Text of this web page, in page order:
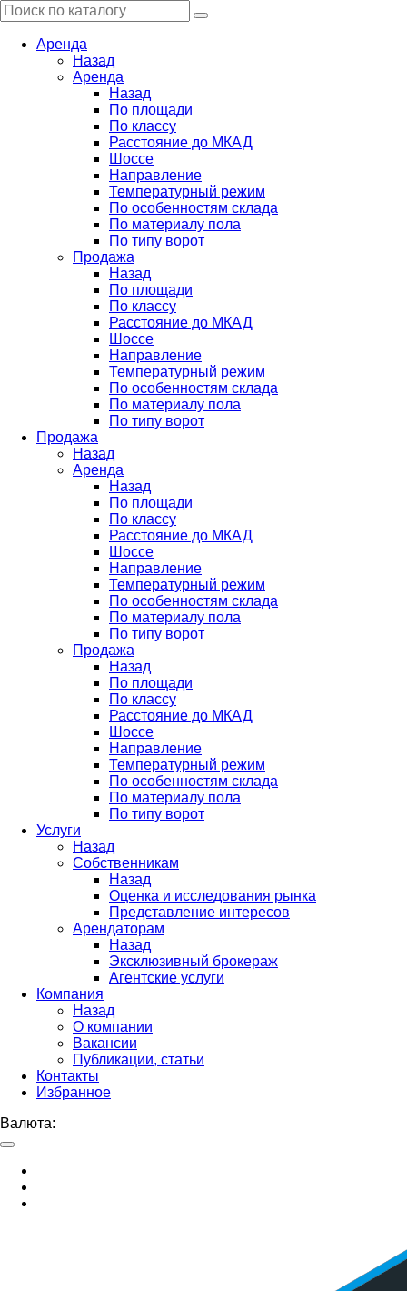
Аренда
Назад
Аренда
Назад
По площади
По классу
Расстояние до МКАД
Шоссе
Направление
Температурный режим
По особенностям склада
По материалу пола
По типу ворот
Продажа
Назад
По площади
По классу
Расстояние до МКАД
Шоссе
Направление
Температурный режим
По особенностям склада
По материалу пола
По типу ворот
Продажа
Назад
Аренда
Назад
По площади
По классу
Расстояние до МКАД
Шоссе
Направление
Температурный режим
По особенностям склада
По материалу пола
По типу ворот
Продажа
Назад
По площади
По классу
Расстояние до МКАД
Шоссе
Направление
Температурный режим
По особенностям склада
По материалу пола
По типу ворот
Услуги
Назад
Собственникам
Назад
Оценка и исследования рынка
Представление интересов
Арендаторам
Назад
Эксклюзивный брокераж
Агентские услуги
Компания
Назад
О компании
Вакансии
Публикации, статьи
Контакты
Избранное
Валюта: